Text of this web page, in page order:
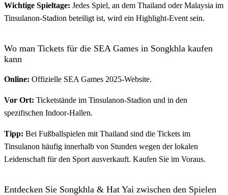
Wichtige Spieltage: Jedes Spiel, an dem Thailand oder Malaysia im
Tinsulanon-Stadion beteiligt ist, wird ein Highlight-Event sein.
Wo man Tickets für die SEA Games in Songkhla kaufen
kann
Online: Offizielle SEA Games 2025-Website.
Vor Ort: Ticketstände im Tinsulanon-Stadion und in den
spezifischen Indoor-Hallen.
Tipp: Bei Fußballspielen mit Thailand sind die Tickets im
Tinsulanon häufig innerhalb von Stunden wegen der lokalen
Leidenschaft für den Sport ausverkauft. Kaufen Sie im Voraus.
Entdecken Sie Songkhla & Hat Yai zwischen den Spielen